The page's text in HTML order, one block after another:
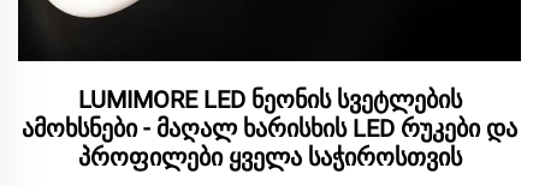
LUMIMORE LED ნეონის სვეტლების
ამოხსნები - მაღალ ხარისხის LED რუკები და
პროფილები ყველა საჭიროსთვის